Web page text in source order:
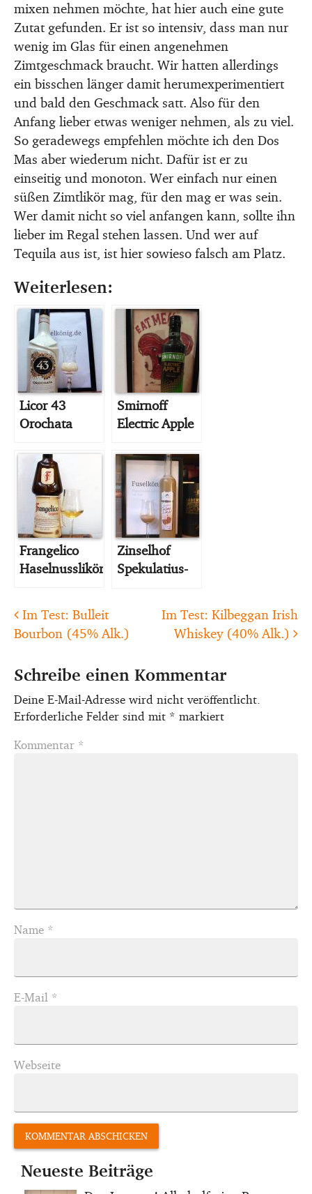
mixen nehmen möchte, hat hier auch eine gute
Zutat gefunden. Er ist so intensiv, dass man nur
wenig im Glas für einen angenehmen
Zimtgeschmack braucht. Wir hatten allerdings
ein bisschen länger damit herumexperimentiert
und bald den Geschmack satt. Also für den
Anfang lieber etwas weniger nehmen, als zu viel.
So geradewegs empfehlen möchte ich den Dos
Mas aber wiederum nicht. Dafür ist er zu
einseitig und monoton. Wer einfach nur einen
süßen Zimtlikör mag, für den mag er was sein.
Wer damit nicht so viel anfangen kann, sollte ihn
lieber im Regal stehen lassen. Und wer auf
Tequila aus ist, ist hier sowieso falsch am Platz.
Weiterlesen:
Licor 43
Orochata
Smirnoff
Electric Apple
Frangelico
Haselnusslikör
Zinselhof
Spekulatius-
Post navigation
Im Test: Bulleit
Bourbon (45% Alk.)
Im Test: Kilbeggan Irish
Whiskey (40% Alk.)
Schreibe einen Kommentar
Deine E-Mail-Adresse wird nicht veröffentlicht.
Erforderliche Felder sind mit * markiert
Kommentar *
Name *
E-Mail *
Webseite
Neueste Beiträge